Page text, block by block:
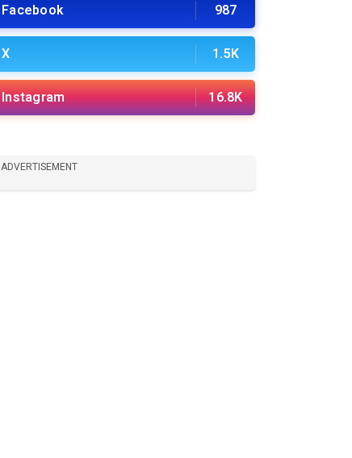
Facebook 987
X 1.5K
Instagram 16.8K
ADVERTISEMENT